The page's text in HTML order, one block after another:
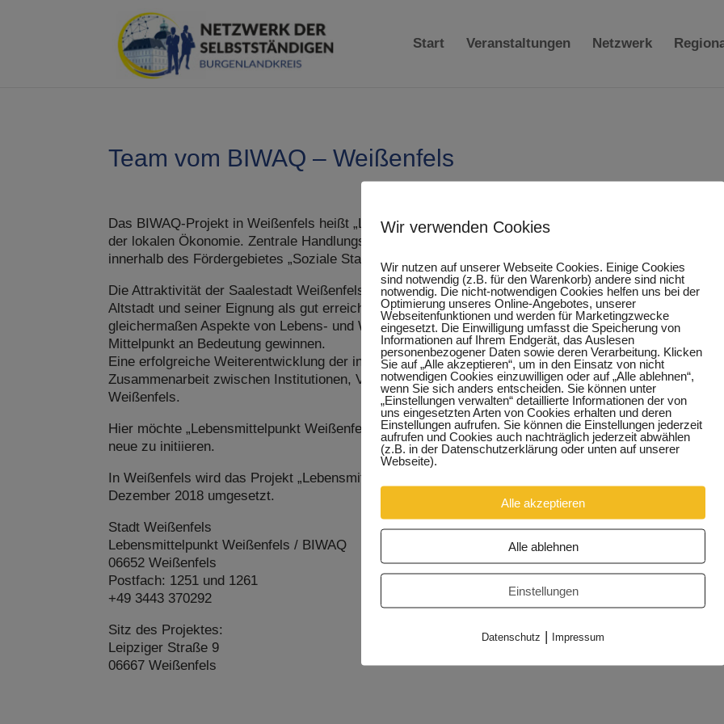
Start Veranstaltungen Netzwerk
Team vom BIWAQ – Weißenfels
Das BIWAQ-Projekt in Weißenfels heißt „Lebensmittelpunkt Weißenfels“ und widmet sich der
der lokalen Ökonomie. Zentrale Handlungsfelder sind die Bereiche Wirtschaft, Kultur und Tourismus
innerhalb des Fördergebietes „Soziale Stadt“.
Die Attraktivität der Saalestadt Weißenfels wird sich nicht nur am Erhaltungszustand der historischen
Altstadt und seiner Eignung als gut erreichbarer Verkaufsraum ablesen lassen. Zukünftig werden
gleichermaßen Aspekte von Lebens- und Wohnraum wie auch die Wahrnehmung als kultureller
Mittelpunkt an Bedeutung gewinnen.
Eine erfolgreiche Weiterentwicklung der innerstädtischen Stadtteile fußt wesentlich auf einer
Zusammenarbeit zwischen Institutionen, Vereinen, Gewerbetreibenden und engagierten Akteuren aus
Weißenfels.
Hier möchte „Lebensmittelpunkt Weißenfels“ dazu beitragen, gute Ideen aus der Stadt umzusetzen
neue zu initiieren.
In Weißenfels wird das Projekt „Lebensmittelpunkt Weißenfels“ in der Zeit von September 2015 bis
Dezember 2018 umgesetzt.
Stadt Weißenfels
Lebensmittelpunkt Weißenfels / BIWAQ
06652 Weißenfels
Postfach: 1251 und 1261
+49 3443 370292
Sitz des Projektes:
Leipziger Straße 9
06667 Weißenfels
Wir verwenden Cookies
Wir nutzen auf unserer Webseite Cookies. Einige Cookies
sind notwendig (z.B. für den Warenkorb) andere sind nicht
notwendig. Die nicht-notwendigen Cookies helfen uns bei der
Optimierung unseres Online-Angebotes, unserer
Webseitenfunktionen und werden für Marketingzwecke
eingesetzt. Die Einwilligung umfasst die Speicherung von
Informationen auf Ihrem Endgerät, das Auslesen
personenbezogener Daten sowie deren Verarbeitung. Klicken
Sie auf „Alle akzeptieren“, um in den Einsatz von nicht
notwendigen Cookies einzuwilligen oder auf „Alle ablehnen“,
wenn Sie sich anders entscheiden. Sie können unter
„Einstellungen verwalten“ detaillierte Informationen der von
uns eingesetzten Arten von Cookies erhalten und deren
Einstellungen aufrufen. Sie können die Einstellungen jederzeit
aufrufen und Cookies auch nachträglich jederzeit abwählen
(z.B. in der Datenschutzerklärung oder unten auf unserer
Webseite).
Alle akzeptieren
Alle ablehnen
Einstellungen
Datenschutz | Impressum